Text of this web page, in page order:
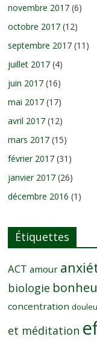
novembre 2017 (6)
octobre 2017 (12)
septembre 2017 (11)
juillet 2017 (4)
juin 2017 (16)
mai 2017 (17)
avril 2017 (12)
mars 2017 (15)
février 2017 (31)
janvier 2017 (26)
décembre 2016 (1)
Étiquettes
ACT amour
biologie
concentration
et méditation